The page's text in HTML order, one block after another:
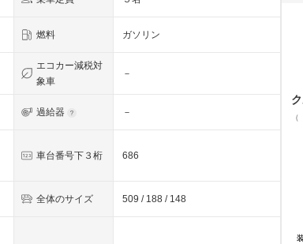
燃料 ガソリン
エコカー減税対
象車
－
過給器 －
車台番号下３桁 686
全体のサイズ 509 / 188 / 148